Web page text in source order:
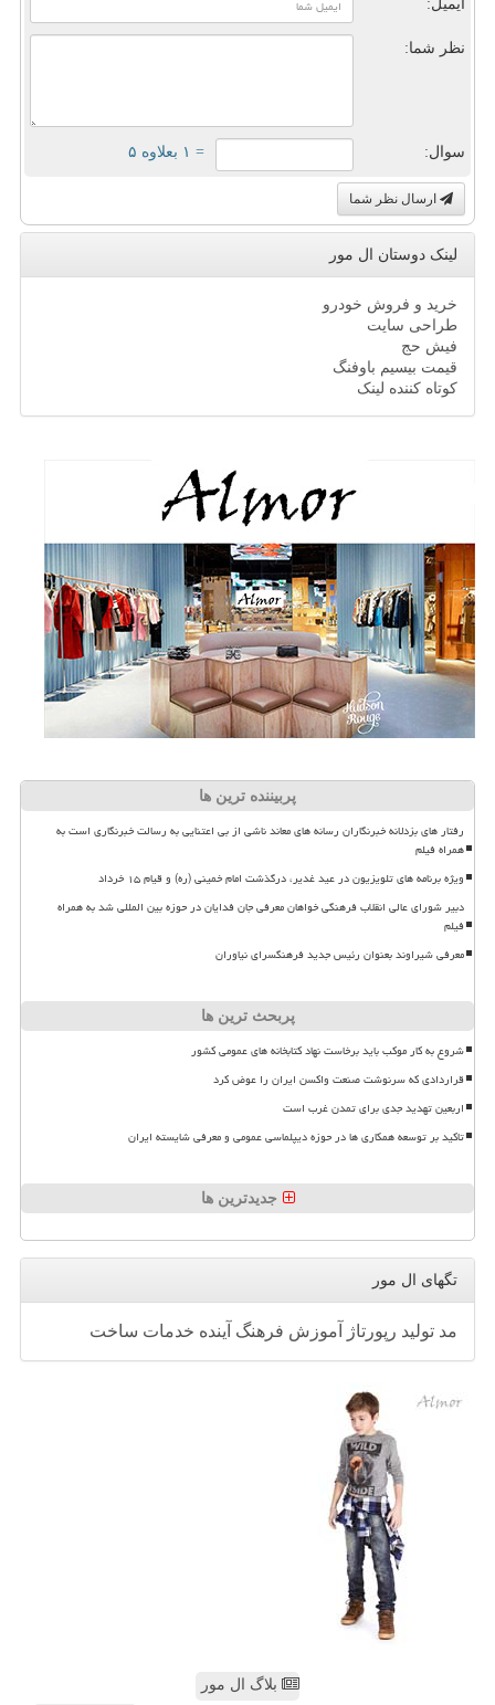
ایمیل:
نظر شما:
سوال: = ۱ بعلاوه ۵
ارسال نظر شما
لینک دوستان ال مور
خرید و فروش خودرو
طراحی سایت
فیش حج
قیمت بیسیم باوفنگ
کوتاه کننده لینک
پربیننده ترین ها
رفتار های بزدلانه خبرنگاران رسانه های معاند ناشی از بی اعتنایی به رسالت خبرنگاری است به
همراه فیلم
ویژه برنامه های تلویزیون در عید غدیر، درگذشت امام خمینی (ره) و قیام ۱۵ خرداد
دبیر شورای عالی انقلاب فرهنگی خواهان معرفی جان فدایان در حوزه بین المللی شد به همراه
فیلم
معرفی شیراوند بعنوان رئیس جدید فرهنگسرای نیاوران
پربحث ترین ها
شروع به کار موکب باید برخاست نهاد کتابخانه های عمومی کشور
قراردادی که سرنوشت صنعت واکسن ایران را عوض کرد
اربعین تهدید جدی برای تمدن غرب است
تاکید بر توسعه همکاری ها در حوزه دیپلماسی عمومی و معرفی شایسته ایران
جدیدترین ها
تگهای ال مور
مد تولید رپورتاژ آموزش فرهنگ آینده خدمات ساخت
بلاگ ال مور